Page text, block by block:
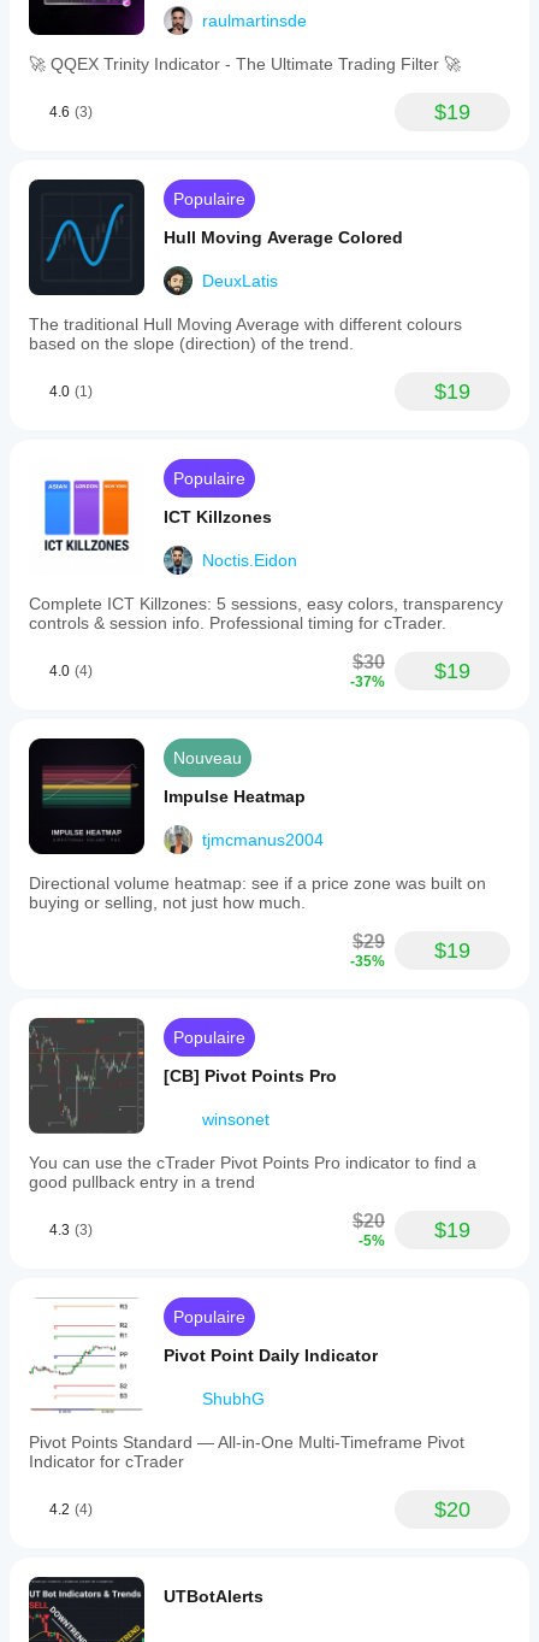
raulmartinsde
🚀 QQEX Trinity Indicator - The Ultimate Trading Filter 🚀
4.6 (3) $19
Populaire
Hull Moving Average Colored
DeuxLatis
The traditional Hull Moving Average with different colours
based on the slope (direction) of the trend.
4.0 (1) $19
Populaire
ICT Killzones
Noctis.Eidon
Complete ICT Killzones: 5 sessions, easy colors, transparency
controls & session info. Professional timing for cTrader.
4.0 (4) $30
-37% $19
Nouveau
Impulse Heatmap
tjmcmanus2004
Directional volume heatmap: see if a price zone was built on
buying or selling, not just how much.
$29
-35% $19
Populaire
[CB] Pivot Points Pro
winsonet
You can use the cTrader Pivot Points Pro indicator to find a
good pullback entry in a trend
4.3 (3) $20
-5% $19
Populaire
Pivot Point Daily Indicator
ShubhG
Pivot Points Standard — All-in-One Multi-Timeframe Pivot
Indicator for cTrader
4.2 (4) $20
UTBotAlerts